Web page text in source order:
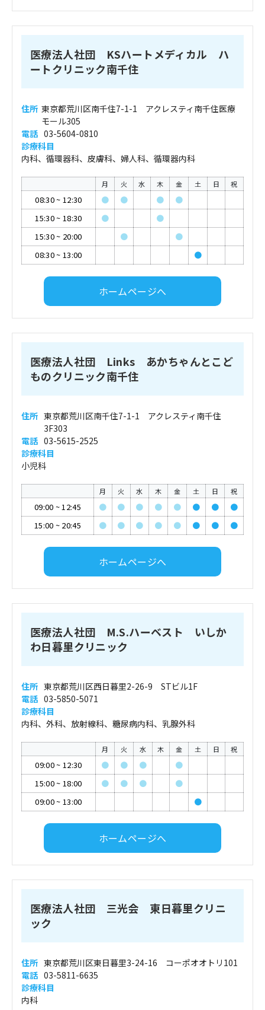
医療法人社団 KSハートメディカル ハ
ートクリニック南千住
住所 東京都荒川区南千住7-1-1 アクレスティ南千住医療
モール305
電話 03-5604-0810
診療科目
内科、循環器科、皮膚科、婦人科、循環器内科
月 火 水 木 金 土 日 祝
08:30~ 12:30 ● ● ●
●
15:30~ 18:30 ●
●
15:30~ 20:00 ●
●
08:30~ 13:00 ●
ホームページへ
医療法人社団 Links あかちゃんとこど
ものクリニック南千住
住所 東京都荒川区南千住7-1-1 アクレスティ南千住
3F303
電話 03-5615-2525
診療科目
小児科
月 火 水 木 金 土 日 祝
09:00 ~12:45 ● ● ● ● ● ● ●
●
15:00 ~ 20:45 ● ● ● ● ● ● ● ●
ホームページへ
医療法人社団 M.S.ハーベスト いしか
わ日暮里クリニック
住所 東京都荒川区西日暮里2-26-9 STビル1F
電話 03-5850-5071
診療科目
内科、外科、放射線科、糖尿病内科、乳腺外科
月 火 水 木 金 土 日 祝
09:00~ 12:30 ● ● ●
●
15:00~ 18:00 ● ● ●
●
09:00~ 13:00 ●
ホームページへ
医療法人社団 三光会 東日暮里クリニ
ック
住所 東京都荒川区東日暮里3-24-16 コーポオオトリ101
電話 03-5811-6635
診療科目
内科